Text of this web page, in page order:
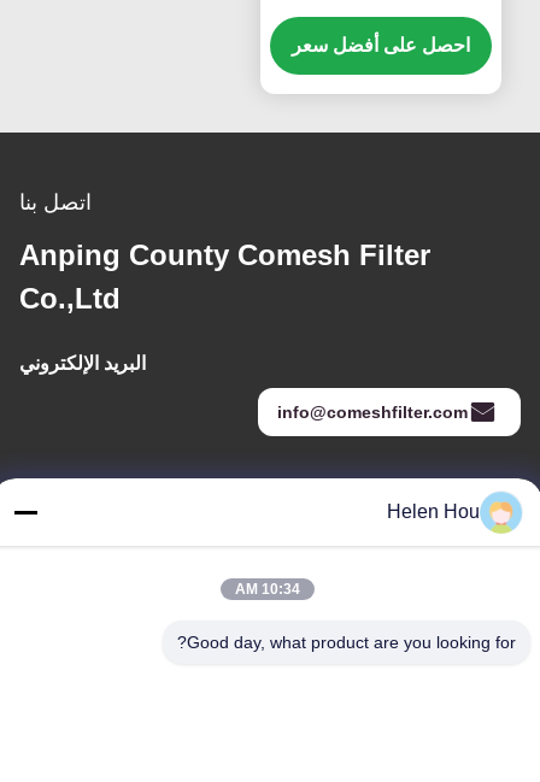
2.2 متر عرض
احصل على أفضل سعر
اتصل بنا
Anping County Comesh Filter
Co.,Ltd
البريد الإلكتروني
info@comeshfilter.com
عنواننا
العنوان
قاعدة الصناعة ، جنوب آنبينغ ، هنغشوى ، خبى ، جمهورية الصين الشعبية.
Helen Hou
10:34 AM
Good day, what product are you looking for?